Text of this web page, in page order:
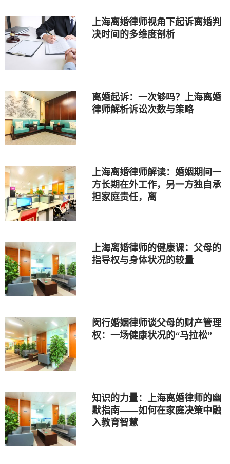
上海离婚律师视角下起诉离婚判
决时间的多维度剖析
离婚起诉：一次够吗？上海离婚
律师解析诉讼次数与策略
上海离婚律师解读：婚姻期间一
方长期在外工作，另一方独自承
担家庭责任，离
上海离婚律师的健康课：父母的
指导权与身体状况的较量
闵行婚姻律师谈父母的财产管理
权：一场健康状况的“马拉松”
知识的力量：上海离婚律师的幽
默指南——如何在家庭决策中融
入教育智慧